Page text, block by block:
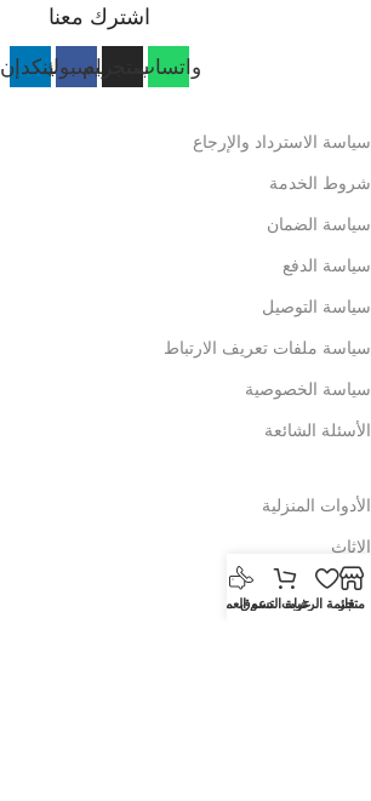
اشترك معنا
واتسابانستجرامفيسبوكلينكدإن
سياسة الاسترداد والإرجاع
شروط الخدمة
سياسة الضمان
سياسة الدفع
سياسة التوصيل
سياسة ملفات تعريف الارتباط
سياسة الخصوصية
الأسئلة الشائعة
الأدوات المنزلية
الاثاث
الالكترونيات
متجر
قائمة الرغباتعربة التسوق
دعم العملاء